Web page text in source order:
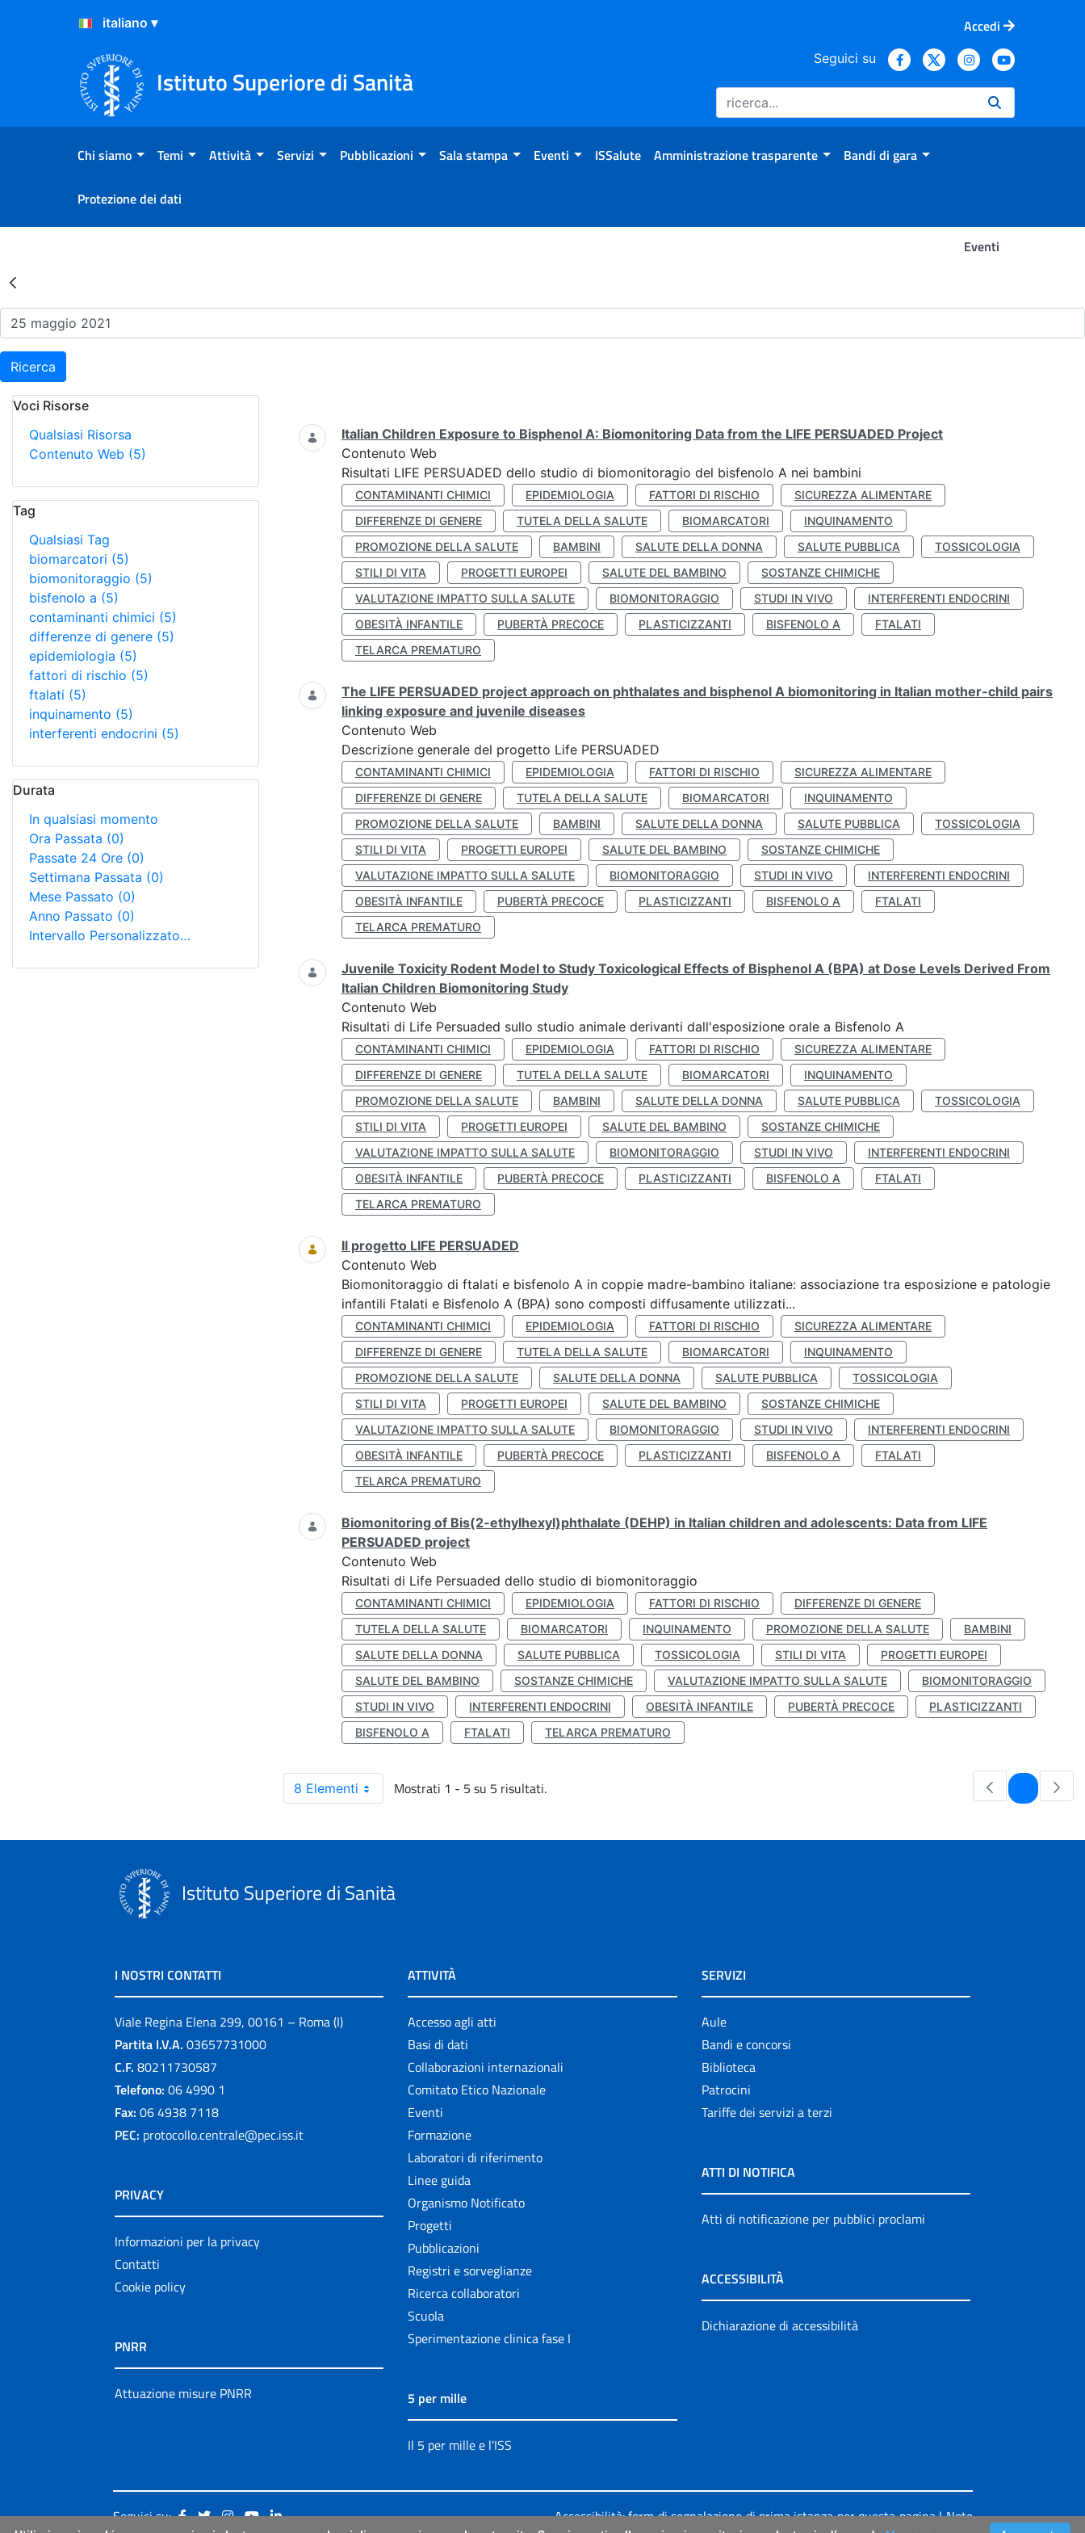
Salta al Contenuto
Salta al Footer
Accedi
Istituto Superiore di Sanità
Seguici su
Chi siamo Temi Attività Servizi Pubblicazioni Sala stampa Eventi ISSalute Amministrazione trasparente Bandi di gara
Protezione dei dati
Eventi
Risultati della Ricerca - Eventi
Ricerca
Voci Risorse
Qualsiasi Risorsa
Contenuto Web (5)
Tag
Qualsiasi Tag
biomarcatori (5)
biomonitoraggio (5)
bisfenolo a (5)
contaminanti chimici (5)
differenze di genere (5)
epidemiologia (5)
fattori di rischio (5)
ftalati (5)
inquinamento (5)
interferenti endocrini (5)
Durata
In qualsiasi momento
Ora Passata (0)
Passate 24 Ore (0)
Settimana Passata (0)
Mese Passato (0)
Anno Passato (0)
Intervallo Personalizzato…
Ricerca
Italian Children Exposure to Bisphenol A: Biomonitoring Data from the LIFE PERSUADED Project
Contenuto Web
Risultati LIFE PERSUADED dello studio di biomonitoragio del bisfenolo A nei bambini
CONTAMINANTI CHIMICI EPIDEMIOLOGIA FATTORI DI RISCHIO
SICUREZZA ALIMENTARE
DIFFERENZE DI GENERE
TUTELA DELLA SALUTE BIOMARCATORI
INQUINAMENTO
PROMOZIONE DELLA SALUTE
BAMBINI SALUTE DELLA DONNA SALUTE PUBBLICA
TOSSICOLOGIA
STILI DI VITA
PROGETTI EUROPEI SALUTE DEL BAMBINO
SOSTANZE CHIMICHE
VALUTAZIONE IMPATTO SULLA SALUTE
BIOMONITORAGGIO STUDI IN VIVO
INTERFERENTI ENDOCRINI
OBESITÀ INFANTILE
PUBERTÀ PRECOCE PLASTICIZZANTI BISFENOLO A
FTALATI
TELARCA PREMATURO
The LIFE PERSUADED project approach on phthalates and bisphenol A biomonitoring in Italian mother-child pairs
linking exposure and juvenile diseases
Contenuto Web
Descrizione generale del progetto Life PERSUADED
CONTAMINANTI CHIMICI EPIDEMIOLOGIA FATTORI DI RISCHIO
SICUREZZA ALIMENTARE
DIFFERENZE DI GENERE
TUTELA DELLA SALUTE BIOMARCATORI
INQUINAMENTO
PROMOZIONE DELLA SALUTE
BAMBINI SALUTE DELLA DONNA SALUTE PUBBLICA
TOSSICOLOGIA
STILI DI VITA
PROGETTI EUROPEI SALUTE DEL BAMBINO
SOSTANZE CHIMICHE
VALUTAZIONE IMPATTO SULLA SALUTE
BIOMONITORAGGIO STUDI IN VIVO
INTERFERENTI ENDOCRINI
OBESITÀ INFANTILE
PUBERTÀ PRECOCE PLASTICIZZANTI BISFENOLO A
FTALATI
TELARCA PREMATURO
Juvenile Toxicity Rodent Model to Study Toxicological Effects of Bisphenol A (BPA) at Dose Levels Derived From
Italian Children Biomonitoring Study
Contenuto Web
Risultati di Life Persuaded sullo studio animale derivanti dall'esposizione orale a Bisfenolo A
CONTAMINANTI CHIMICI EPIDEMIOLOGIA FATTORI DI RISCHIO
SICUREZZA ALIMENTARE
DIFFERENZE DI GENERE
TUTELA DELLA SALUTE BIOMARCATORI
INQUINAMENTO
PROMOZIONE DELLA SALUTE
BAMBINI SALUTE DELLA DONNA SALUTE PUBBLICA
TOSSICOLOGIA
STILI DI VITA
PROGETTI EUROPEI SALUTE DEL BAMBINO
SOSTANZE CHIMICHE
VALUTAZIONE IMPATTO SULLA SALUTE
BIOMONITORAGGIO STUDI IN VIVO
INTERFERENTI ENDOCRINI
OBESITÀ INFANTILE
PUBERTÀ PRECOCE PLASTICIZZANTI BISFENOLO A
FTALATI
TELARCA PREMATURO
Il progetto LIFE PERSUADED
Contenuto Web
Biomonitoraggio di ftalati e bisfenolo A in coppie madre-bambino italiane: associazione tra esposizione e patologie
infantili Ftalati e Bisfenolo A (BPA) sono composti diffusamente utilizzati...
CONTAMINANTI CHIMICI EPIDEMIOLOGIA FATTORI DI RISCHIO
SICUREZZA ALIMENTARE
DIFFERENZE DI GENERE
TUTELA DELLA SALUTE BIOMARCATORI
INQUINAMENTO
PROMOZIONE DELLA SALUTE
SALUTE DELLA DONNA SALUTE PUBBLICA
TOSSICOLOGIA
STILI DI VITA
PROGETTI EUROPEI SALUTE DEL BAMBINO
SOSTANZE CHIMICHE
VALUTAZIONE IMPATTO SULLA SALUTE
BIOMONITORAGGIO STUDI IN VIVO
INTERFERENTI ENDOCRINI
OBESITÀ INFANTILE
PUBERTÀ PRECOCE PLASTICIZZANTI BISFENOLO A
FTALATI
TELARCA PREMATURO
Biomonitoring of Bis(2-ethylhexyl)phthalate (DEHP) in Italian children and adolescents: Data from LIFE
PERSUADED project
Contenuto Web
Risultati di Life Persuaded dello studio di biomonitoraggio
CONTAMINANTI CHIMICI EPIDEMIOLOGIA FATTORI DI RISCHIO
DIFFERENZE DI GENERE
TUTELA DELLA SALUTE
BIOMARCATORI INQUINAMENTO PROMOZIONE DELLA SALUTE
BAMBINI
SALUTE DELLA DONNA
SALUTE PUBBLICA TOSSICOLOGIA STILI DI VITA
PROGETTI EUROPEI
SALUTE DEL BAMBINO
SOSTANZE CHIMICHE VALUTAZIONE IMPATTO SULLA SALUTE
BIOMONITORAGGIO
STUDI IN VIVO
INTERFERENTI ENDOCRINI OBESITÀ INFANTILE PUBERTÀ PRECOCE
PLASTICIZZANTI
BISFENOLO A
FTALATI TELARCA PREMATURO
8 Elementi Mostrati 1 - 5 su 5 risultati. Pagina
Istituto Superiore di Sanità
I NOSTRI CONTATTI
Viale Regina Elena 299, 00161 – Roma (I)
Partita I.V.A. 03657731000
C.F. 80211730587
Telefono: 06 4990 1
Fax: 06 4938 7118
PEC: protocollo.centrale@pec.iss.it
PRIVACY
Informazioni per la privacy
Contatti
Cookie policy
PNRR
Attuazione misure PNRR
ATTIVITÀ
Accesso agli atti
Basi di dati
Collaborazioni internazionali
Comitato Etico Nazionale
Eventi
Formazione
Laboratori di riferimento
Linee guida
Organismo Notificato
Progetti
Pubblicazioni
Registri e sorveglianze
Ricerca collaboratori
Scuola
Sperimentazione clinica fase I
5 per mille
Il 5 per mille e l'ISS
SERVIZI
Aule
Bandi e concorsi
Biblioteca
Patrocini
Tariffe dei servizi a terzi
ATTI DI NOTIFICA
Atti di notificazione per pubblici proclami
ACCESSIBILITÀ
Dichiarazione di accessibilità
Seguici su: Accessibilità: form di segnalazione di prima istanza per questa pagina|Note